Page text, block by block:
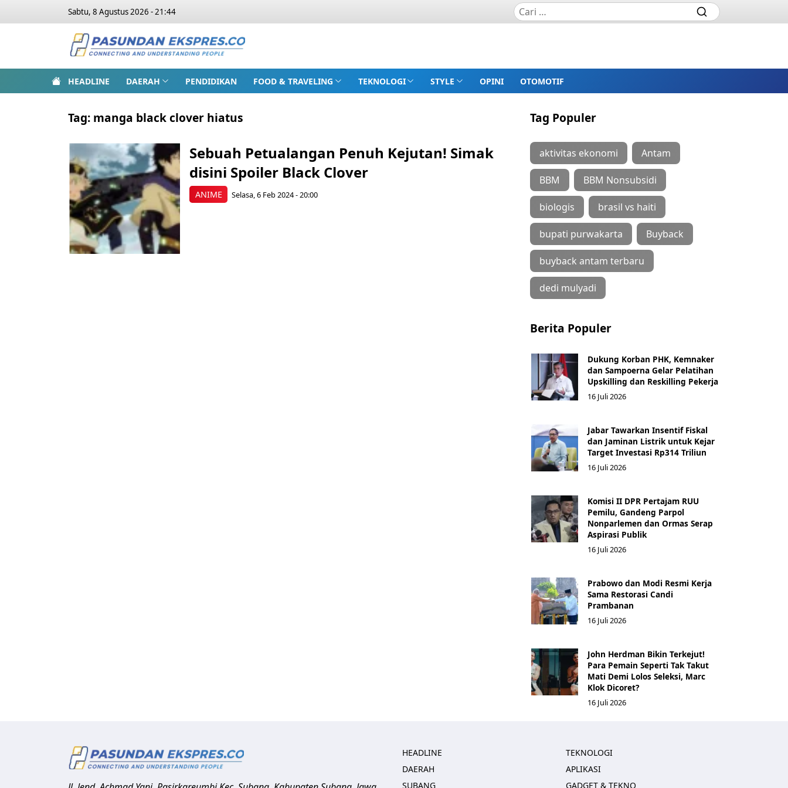
Sabtu, 8 Agustus 2026 - 21:44
HEADLINE DAERAH PENDIDIKAN FOOD & TRAVELING TEKNOLOGI STYLE OPINI OTOMOTIF
Tag: manga black clover hiatus
ANIME
Sebuah Petualangan Penuh Kejutan! Simak
disini Spoiler Black Clover
Selasa, 6 Feb 2024 - 20:00
Tag Populer
aktivitas ekonomi Antam
BBM BBM Nonsubsidi
biologis brasil vs haiti
bupati purwakarta Buyback
buyback antam terbaru
dedi mulyadi
Berita Populer
Dukung Korban PHK, Kemnaker
dan Sampoerna Gelar Pelatihan
Upskilling dan Reskilling Pekerja
16 Juli 2026
Jabar Tawarkan Insentif Fiskal
dan Jaminan Listrik untuk Kejar
Target Investasi Rp314 Triliun
16 Juli 2026
Komisi II DPR Pertajam RUU
Pemilu, Gandeng Parpol
Nonparlemen dan Ormas Serap
Aspirasi Publik
16 Juli 2026
Prabowo dan Modi Resmi Kerja
Sama Restorasi Candi
Prambanan
16 Juli 2026
John Herdman Bikin Terkejut!
Para Pemain Seperti Tak Takut
Mati Demi Lolos Seleksi, Marc
Klok Dicoret?
16 Juli 2026
HEADLINE
DAERAH
SUBANG
TEKNOLOGI
APLIKASI
GADGET & TEKNO